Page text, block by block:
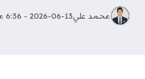
محمد علي2026-06-13 - 6:36 مساءً